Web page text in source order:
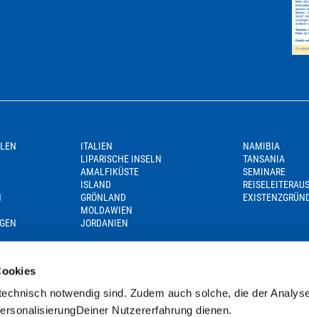
notwendig sind. Zudem auch solche, die der
Nutzererfahrung dienen.
ITALIEN
LIPARISCHE INSELN
AMALFIKÜSTE
ISLAND
GRÖNLAND
MOLDAWIEN
JORDANIEN
NAMIBIA
TANSANIA
SEMINARE